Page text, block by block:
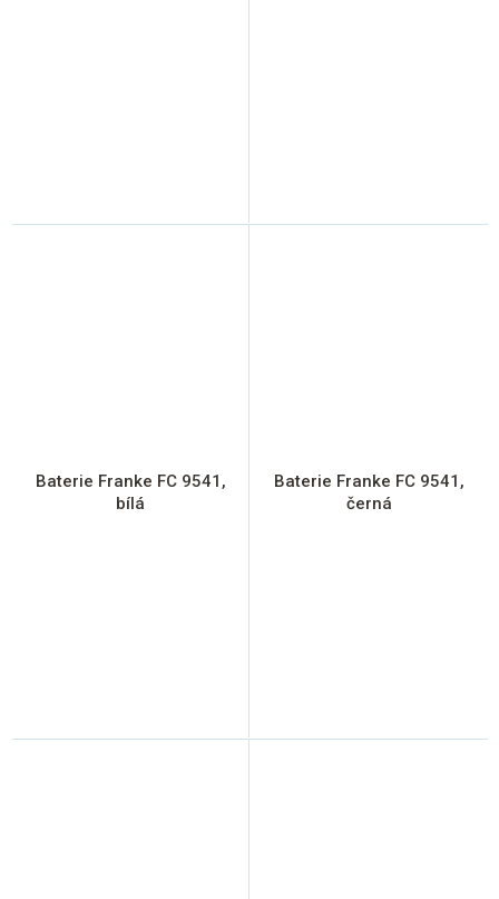
Baterie Franke FC 9541,
bílá
Baterie Franke FC 9541,
černá